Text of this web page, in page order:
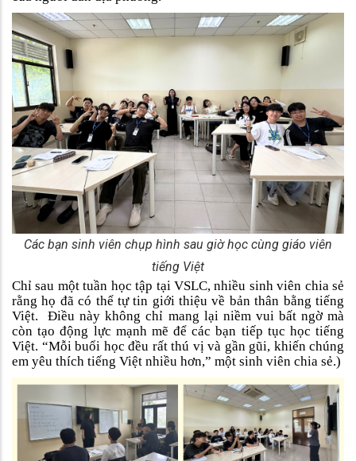
Các bạn sinh viên chụp hình sau giờ học cùng giáo viên
tiếng Việt
Chỉ sau một tuần học tập tại VSLC, nhiều sinh viên chia sẻ
rằng họ đã có thể tự tin giới thiệu về bản thân bằng tiếng
Việt. Điều này không chỉ mang lại niềm vui bất ngờ mà
còn tạo động lực mạnh mẽ để các bạn tiếp tục học tiếng
Việt. “Mỗi buổi học đều rất thú vị và gần gũi, khiến chúng
em yêu thích tiếng Việt nhiều hơn,” một sinh viên chia sẻ.)